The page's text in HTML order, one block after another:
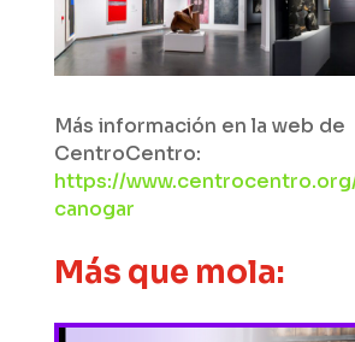
Más información en la web de
CentroCentro:
https://
canogar
Más que mola: